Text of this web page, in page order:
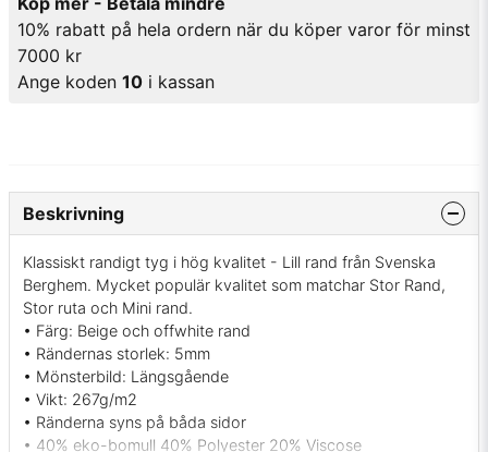
10% rabatt på hela ordern när du köper varor för minst
7000 kr
Ange koden 10 i kassan
Beskrivning
Klassiskt randigt tyg i hög kvalitet - Lill rand från Svenska
Berghem. Mycket populär kvalitet som matchar Stor Rand,
Stor ruta och Mini rand.
• Färg: Beige och offwhite rand
• Rändernas storlek: 5mm
• Mönsterbild: Längsgående
• Vikt: 267g/m2
• Ränderna syns på båda sidor
• 40% eko-bomull 40% Polyester 20% Viscose